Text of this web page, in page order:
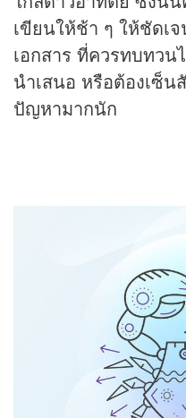
เขียนให้ช้า ๆ ให้ชัดเ
เอกสาร ที่ควรทบทวน
นำเสนอ หรือต้องเซ็
ปัญหามากนัก